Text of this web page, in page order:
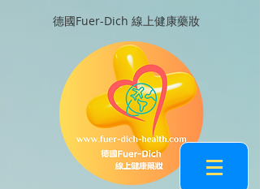
德國Fuer-Dich 線上健康藥妝